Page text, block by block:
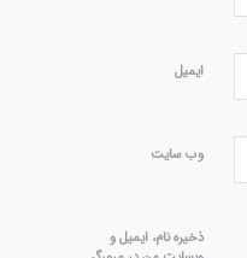
ایمیل
وب‌ سایت
ذخیره نام، ایمیل و